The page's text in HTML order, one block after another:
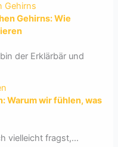
Gehirns: Wie
der Erklärbär und
Warum wir fühlen, was
vielleicht fragst,...